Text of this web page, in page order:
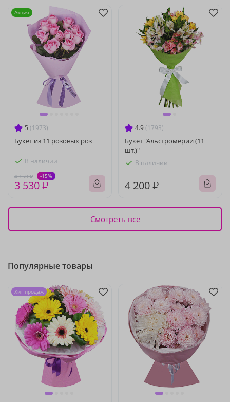
5 (1973)
Букет из 11 розовых роз
В наличии
4 150 ₽ -15%
3 530 ₽
Акция
4.9 (1793)
Букет "Альстромерии (11
шт.)"
В наличии
4 200 ₽
Смотреть все
Популярные товары
Хит продаж